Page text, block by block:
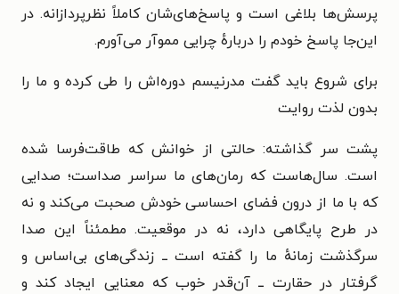
پرسش‌ها بلاغی است و پاسخ‌های‌شان کاملاً نظرپردازانه. در
این‌جا پاسخ خودم را دربارهٔ چرایی مموآر می‌آورم.
برای شروع باید گفت مدرنیسم دوره‌اش را طی کرده و ما را
بدون لذت روایت
پشت سر گذاشته: حالتی از خوانش که طاقت‌فرسا شده
است. سال‌هاست که رمان‌های ما سراسر صداست؛ صدایی
که با ما از درون فضای احساسی خودش صحبت می‌کند و نه
در طرح پایگاهی دارد، نه در موقعیت. مطمئناً این صدا
سرگذشت زمانهٔ ما را گفته است ــ زندگی‌های بی‌اساس و
گرفتار در حقارت ــ آن‌قدر خوب که معنایی ایجاد کند و